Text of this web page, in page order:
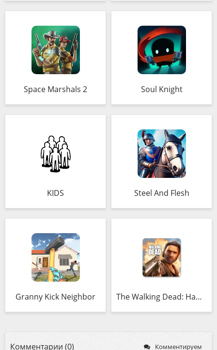
Space Marshals 2 Soul Knight
KIDS Steel And Flesh
Granny Kick Neighbor The Walking Dead: Наш мир
Комментарии (0) Комментируем